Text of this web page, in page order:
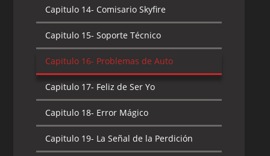
Capitulo 14- Comisario Skyfire
Capitulo 15- Soporte Técnico
Capitulo 16- Problemas de Auto
Capitulo 17- Feliz de Ser Yo
Capitulo 18- Error Mágico
Capitulo 19- La Señal de la Perdición